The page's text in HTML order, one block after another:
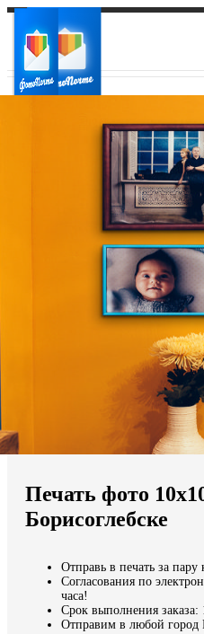
Ваш регион доставки
Выберите из списка:
Мы доставляем по всему миру
Продолжить без города
Печать фото
Борисоглебске
Отправь в печать за пару
Согласования по
часа!
Срок выполнения заказа:
Отправим в любой